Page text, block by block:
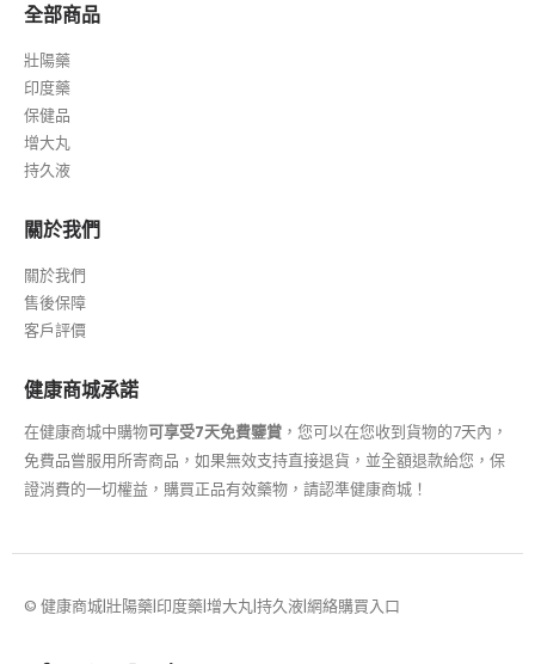
全部商品
壯陽藥
印度藥
保健品
增大丸
持久液
關於我們
關於我們
售後保障
客戶評價
健康商城承諾
在健康商城中購物可享受7天免費鑒賞 ，您可以在您收到貨物的7天內，
免費品嘗服用所寄商品，如果無效支持直接退貨，並全額退款給您，保
證消費的一切權益，購買正品有效藥物，請認準健康商城！
© 健康商城|壯陽藥|印度藥|增大丸|持久液|網絡購買入口